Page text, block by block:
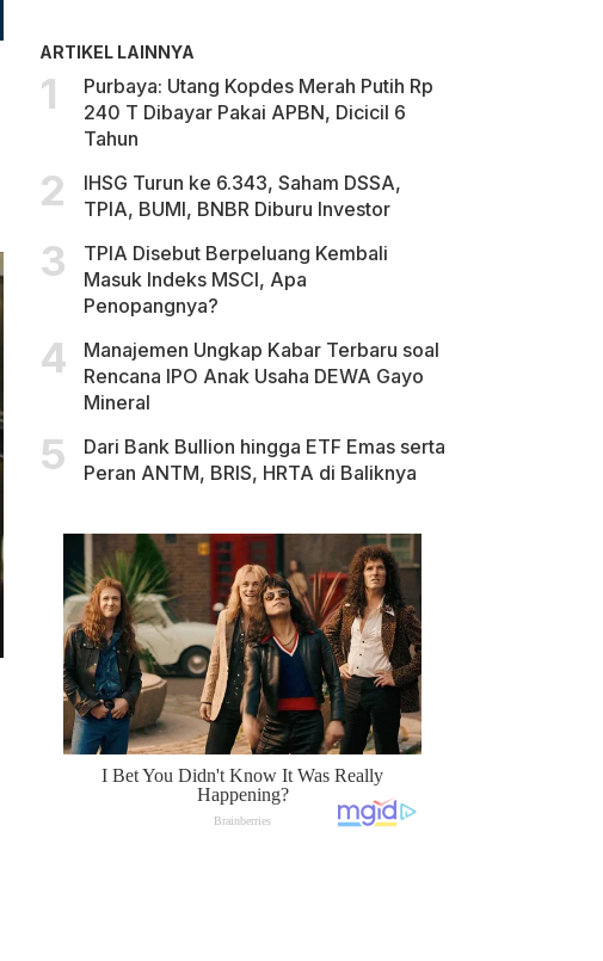
ARTIKEL LAINNYA
Purbaya: Utang Kopdes Merah Putih Rp
240 T Dibayar Pakai APBN, Dicicil 6
Tahun
IHSG Turun ke 6.343, Saham DSSA,
TPIA, BUMI, BNBR Diburu Investor
TPIA Disebut Berpeluang Kembali
Masuk Indeks MSCI, Apa
Penopangnya?
Manajemen Ungkap Kabar Terbaru soal
Rencana IPO Anak Usaha DEWA Gayo
Mineral
Dari Bank Bullion hingga ETF Emas serta
Peran ANTM, BRIS, HRTA di Baliknya